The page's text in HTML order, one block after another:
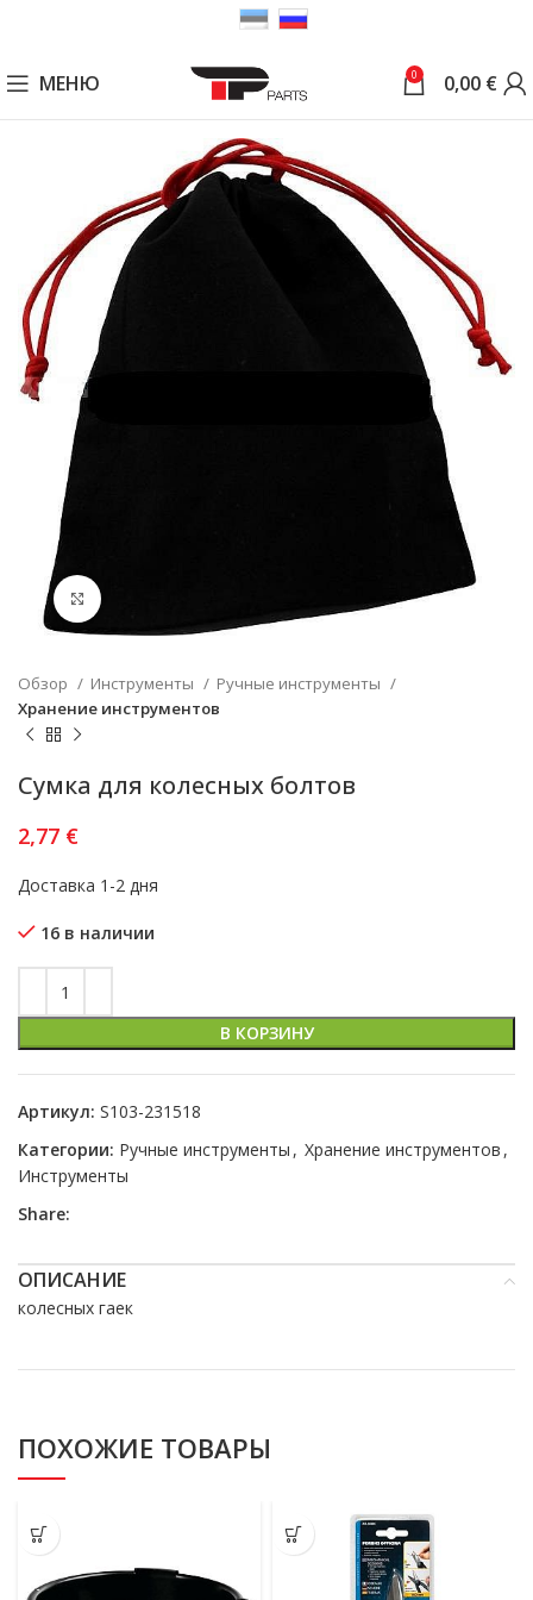
МЕНЮ 0 0,00 €
Обзор Инструменты
Ручные инструменты
Хранение инструментов
Сумка для колесных болтов
2,77 €
Доставка 1-2 дня
16 в наличии
В КОРЗИНУ
Артикул: S103-231518
Категории: Ручные инструменты , Хранение инструментов ,
Инструменты
Share:
ОПИСАНИЕ
колесных гаек
ПОХОЖИЕ ТОВАРЫ